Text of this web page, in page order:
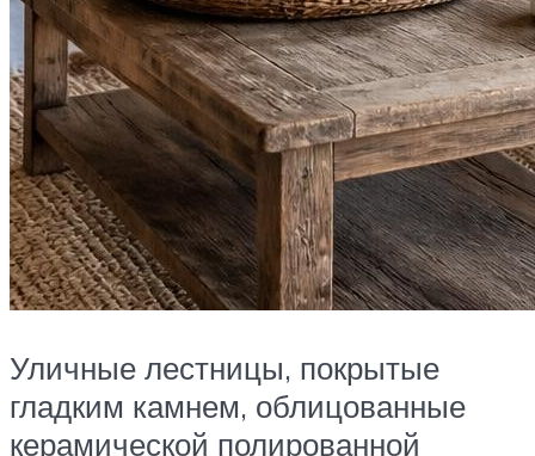
Уличные лестницы, покрытые
гладким камнем, облицованные
керамической полированной